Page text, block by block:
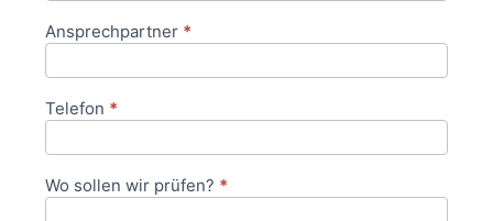
Ansprechpartner *
Telefon *
Wo sollen wir prüfen? *